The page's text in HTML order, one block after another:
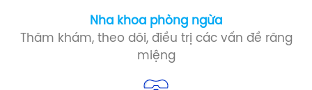
Nha khoa phòng ngừa​
Thăm khám, theo dõi, điều trị các vấn đề răng
miệng